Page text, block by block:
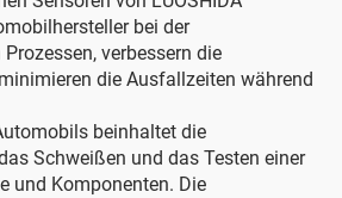
bei der
verbessern die
die Ausfallzeiten während
beinhaltet die
Schweißen und das Testen einer
und Komponenten. Die